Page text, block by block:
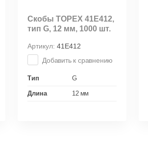
Скобы TOPEX 41E412,
тип G, 12 мм, 1000 шт.
Артикул: 41E412
Добавить к сравнению
Тип G
Длина 12 мм